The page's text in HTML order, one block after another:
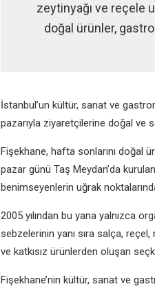
zeytinyağı ve reçele
doğal ürünler,
İstanbul’un kültür, sanat ve
pazarıyla ziyaretçilerine doğal ve
Fişekhane, hafta sonlarını doğal
pazar günü Taş Meydan’da
benimseyenlerin uğrak
2005 yılından bu yana yalnızca
sebzelerinin yanı sıra salça,
ve katkısız ürünlerden oluşan
Fişekhane’nin kültür, sanat ve